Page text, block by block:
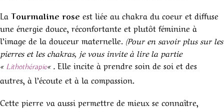
La Tourmaline rose est liée au chakra du coeur et diffuse
une énergie douce, réconfortante et plutôt féminine à
l’image de la douceur maternelle. (Pour en savoir plus sur les
pierres et les chakras, je vous invite à lire la partie
« Lithothérapie« . Elle incite à prendre soin de soi et des
autres, à l’écoute et à la compassion.
Cette pierre va aussi permettre de mieux se connaître,